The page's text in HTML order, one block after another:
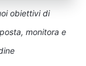
obiettivi di
monitora e